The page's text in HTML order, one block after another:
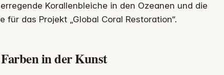
Korallenbleiche in den Ozeanen und die
für das Projekt „Global Coral Restoration“.
in der Kunst